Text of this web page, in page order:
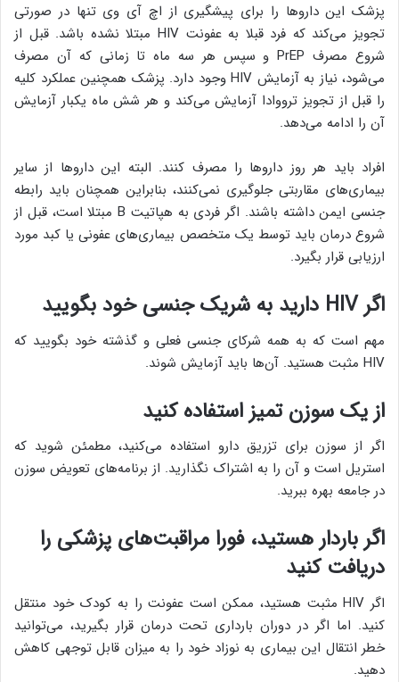
پزشک این داروها را برای پیشگیری از اچ آی وی تنها در صورتی
تجویز می‌کند که فرد قبلا به عفونت HIV مبتلا نشده باشد. قبل از
شروع مصرف PrEP و سپس هر سه ماه تا زمانی که آن مصرف
می‌شود، نیاز به آزمایش HIV وجود دارد. پزشک همچنین عملکرد کلیه
را قبل از تجویز ترووادا آزمایش می‌کند و هر شش ماه یکبار آزمایش
آن را ادامه می‌دهد.
افراد باید هر روز داروها را مصرف کنند. البته این داروها از سایر
بیماری‌های مقاربتی جلوگیری نمی‌کنند، بنابراین همچنان باید رابطه
جنسی ایمن داشته باشند. اگر فردی به هپاتیت B مبتلا است، قبل از
شروع درمان باید توسط یک متخصص بیماری‌های عفونی یا کبد مورد
ارزیابی قرار بگیرد.
اگرHIV دارید به شریک جنسی خود بگویید
مهم است که به همه شرکای جنسی فعلی و گذشته خود بگویید که
HIV مثبت هستید. آن‌ها باید آزمایش شوند.
از یک سوزن تمیز استفاده کنید
اگر از سوزن برای تزریق دارو استفاده می‌کنید، مطمئن شوید که
استریل است و آن را به اشتراک نگذارید. از برنامه‌های تعویض سوزن
در جامعه بهره ببرید.
اگر باردار هستید، فورا مراقبت‌های پزشکی را
دریافت کنید
اگر HIV مثبت هستید، ممکن است عفونت را به کودک خود منتقل
کنید. اما اگر در دوران بارداری تحت درمان قرار بگیرید، می‌توانید
خطر انتقال این بیماری به نوزاد خود را به میزان قابل توجهی کاهش
دهید.